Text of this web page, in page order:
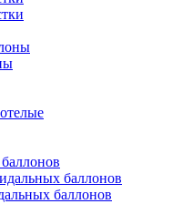
баллонов
баллонов